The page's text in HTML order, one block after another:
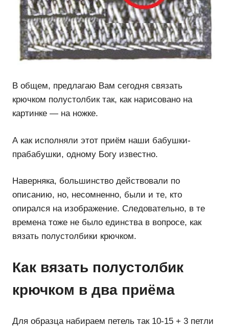
В общем, предлагаю Вам сегодня связать
крючком полустолбик так, как нарисовано на
картинке — на ножке.
А как исполняли этот приём наши бабушки-
прабабушки, одному Богу известно.
Наверняка, большинство действовали по
описанию, но, несомненно, были и те, кто
опирался на изображение. Следовательно, в те
времена тоже не было единства в вопросе, как
вязать полустолбики крючком.
Как вязать полустолбик
крючком в два приёма
Для образца набираем петель так 10-15 + 3 петли